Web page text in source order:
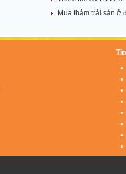
Mua thảm trải sàn ở